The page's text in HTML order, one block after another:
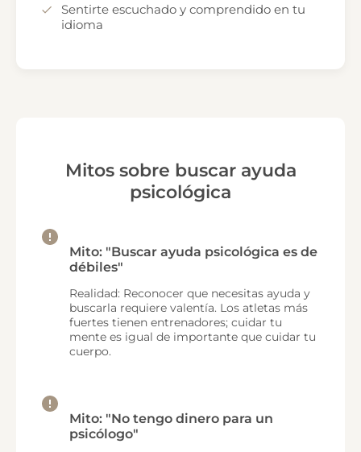
Sentirte escuchado y comprendido en tu
idioma
Mitos sobre buscar ayuda
psicológica
Mito: "Buscar ayuda psicológica es de
débiles"
Realidad: Reconocer que necesitas ayuda y
buscarla requiere valentía. Los atletas más
fuertes tienen entrenadores; cuidar tu
mente es igual de importante que cuidar tu
cuerpo.
Mito: "No tengo dinero para un
psicólogo"